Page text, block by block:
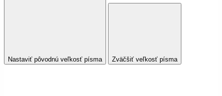
Nastaviť pôvodnú veľkosť písma Zväčšiť veľkosť písma